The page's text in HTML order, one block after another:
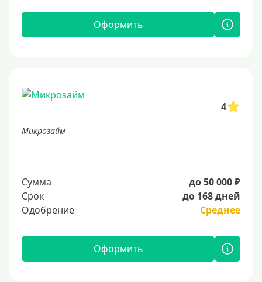
Оформить
4
Микрозайм
Сумма
до 50 000 ₽
Срок
до 168 дней
Одобрение
Среднее
Оформить